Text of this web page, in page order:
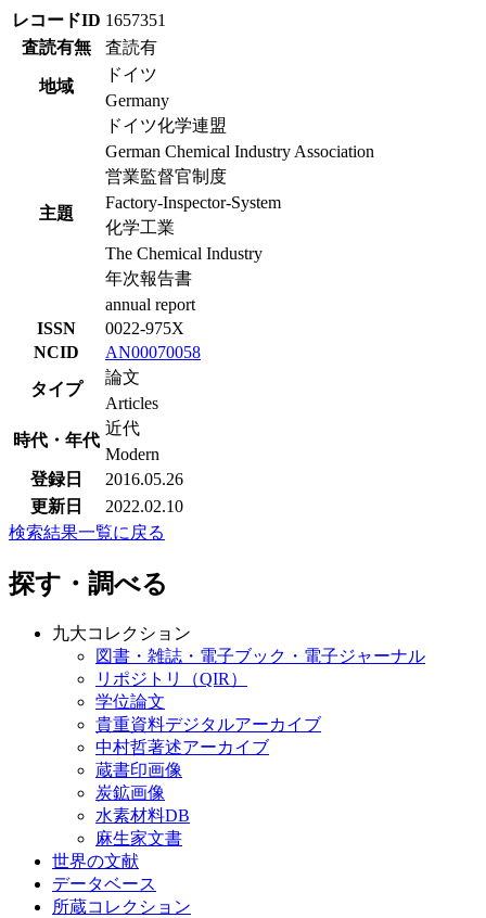
レコードID 1657351
査読有無
査読有
地域
ドイツ
Germany
主題
ドイツ化学連盟
German Chemical Industry Association
営業監督官制度
Factory-Inspector-System
化学工業
The Chemical Industry
年次報告書
annual report
ISSN
0022-975X
NCID
AN00070058
タイプ
論文
Articles
時代・年代
近代
Modern
登録日
2016.05.26
更新日
2022.02.10
検索結果一覧に戻る
探す・調べる
九大コレクション
図書・雑誌・電子ブック・電子ジャーナル
リポジトリ（QIR）
学位論文
貴重資料デジタルアーカイブ
中村哲著述アーカイブ
蔵書印画像
炭鉱画像
水素材料DB
麻生家文書
世界の文献
データベース
所蔵コレクション